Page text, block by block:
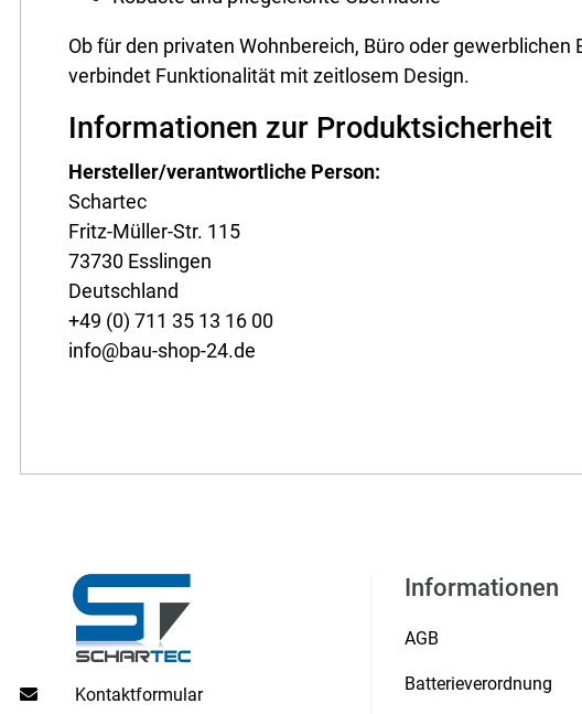
Ob für den privaten Wohnbereich, Büro oder
verbindet Funktionalität mit zeitlosem Design.
Informationen zur Produktsicherheit
Hersteller/verantwortliche Person:
Schartec
Fritz-Müller-Str. 115
73730 Esslingen
Deutschland
+49 (0) 711 35 13 16 00
info@bau-shop-24.de
Kontaktformular
Informationen
AGB
Batterieverordnung